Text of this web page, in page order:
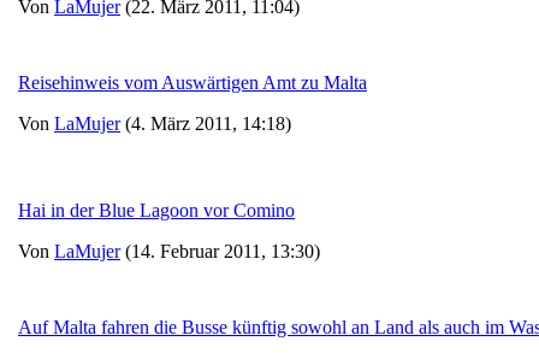
Von LaMujer(22. März 2011, 11:04)
Reisehinweis vom Auswärtigen Amt zu Malta
Von LaMujer(4. März 2011, 14:18)
Hai in der Blue Lagoon vor Comino
Von LaMujer(14. Februar 2011, 13:30)
Auf Malta fahren die Busse künftig sowohl an Land als auch im